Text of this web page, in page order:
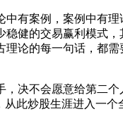
中有案例，案例中有理
稳健的交易赢利模式，
理论的每一句话，都需
，决不会愿意给第二个
从此炒股生涯进入一个